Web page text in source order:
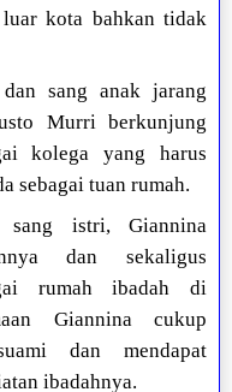
kota bahkan tidak
sang anak jarang
Murri berkunjung
kolega yang harus
sebagai tuan rumah.
sang istri, Giannina
dan sekaligus
rumah ibadah di
Giannina cukup
dan mendapat
ibadahnya.